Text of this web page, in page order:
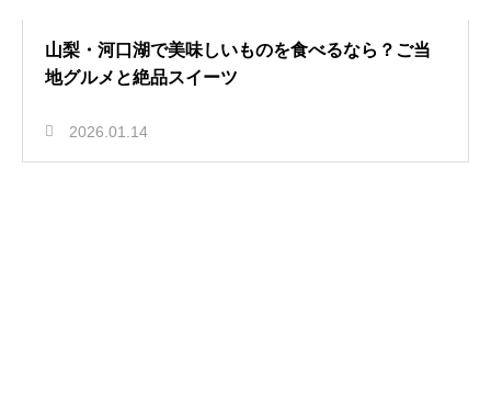
山梨・河口湖で美味しいものを食べるなら？ご当
地グルメと絶品スイーツ
2026.01.14